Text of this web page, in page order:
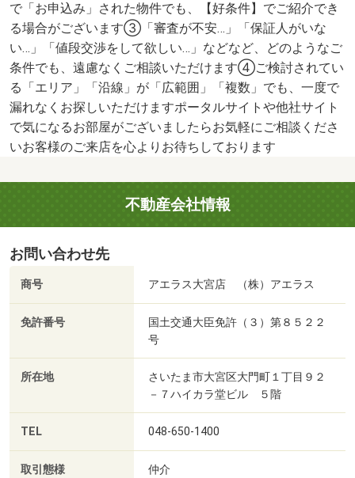
で「お申込み」された物件でも、【好条件】でご紹介でき
る場合がございます③「審査が不安…」「保証人がいな
い…」「値段交渉をして欲しい…」などなど、どのようなご
条件でも、遠慮なくご相談いただけます④ご検討されてい
る「エリア」「沿線」が「広範囲」「複数」でも、一度で
漏れなくお探しいただけますポータルサイトや他社サイト
で気になるお部屋がございましたらお気軽にご相談くださ
いお客様のご来店を心よりお待ちしております
不動産会社情報
お問い合わせ先
商号 アエラス大宮店 （株）アエラス
免許番号
国土交通大臣免許（３）第８５２２
号
所在地
さいたま市大宮区大門町１丁目９２
－７ハイカラ堂ビル ５階
TEL 048-650-1400
取引態様 仲介